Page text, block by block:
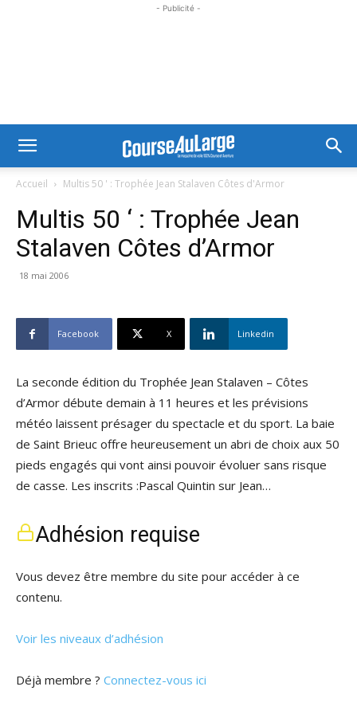
- Publicité -
Accueil Multis 50 ' : Trophée Jean Stalaven Côtes d'Armor
Multis 50 ‘ : Trophée Jean
Stalaven Côtes d’Armor
18 mai 2006
Facebook X Linkedin
La seconde édition du Trophée Jean Stalaven – Côtes
d’Armor débute demain à 11 heures et les prévisions
météo laissent présager du spectacle et du sport. La baie
de Saint Brieuc offre heureusement un abri de choix aux 50
pieds engagés qui vont ainsi pouvoir évoluer sans risque
de casse. Les inscrits :Pascal Quintin sur Jean…
Adhésion requise
Vous devez être membre du site pour accéder à ce
contenu.
Voir les niveaux d’adhésion
Déjà membre ? Connectez-vous ici